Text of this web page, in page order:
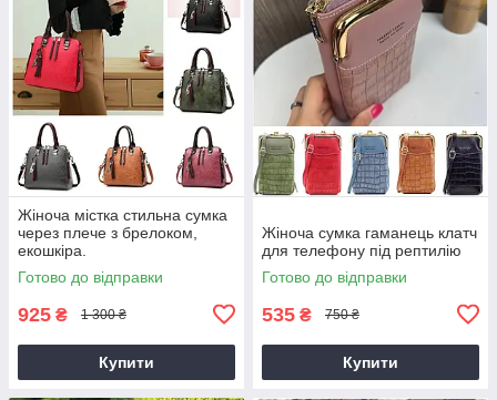
Жіноча містка стильна сумка
через плече з брелоком,
екошкіра.
Готово до відправки
925 ₴ 1 300 ₴
Купити
Жіноча сумка гаманець клатч
для телефону під рептилію
Готово до відправки
535 ₴ 750 ₴
Купити